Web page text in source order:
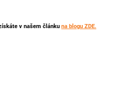
v našem článku na blogu ZDE.